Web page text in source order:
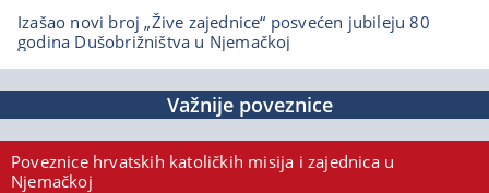
Izašao novi broj „Žive zajednice“ posvećen jubileju 80
godina Dušobrižništva u Njemačkoj
Važnije poveznice
Poveznice hrvatskih katoličkih misija i zajednica u
Njemačkoj